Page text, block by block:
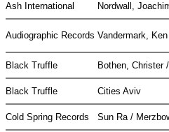
Ash International Nordwall,
Audiographic Records Vandermark, Ken
Black Truffle Bothen, Christer
Black Truffle Cities Aviv
Cold Spring Records Sun Ra /